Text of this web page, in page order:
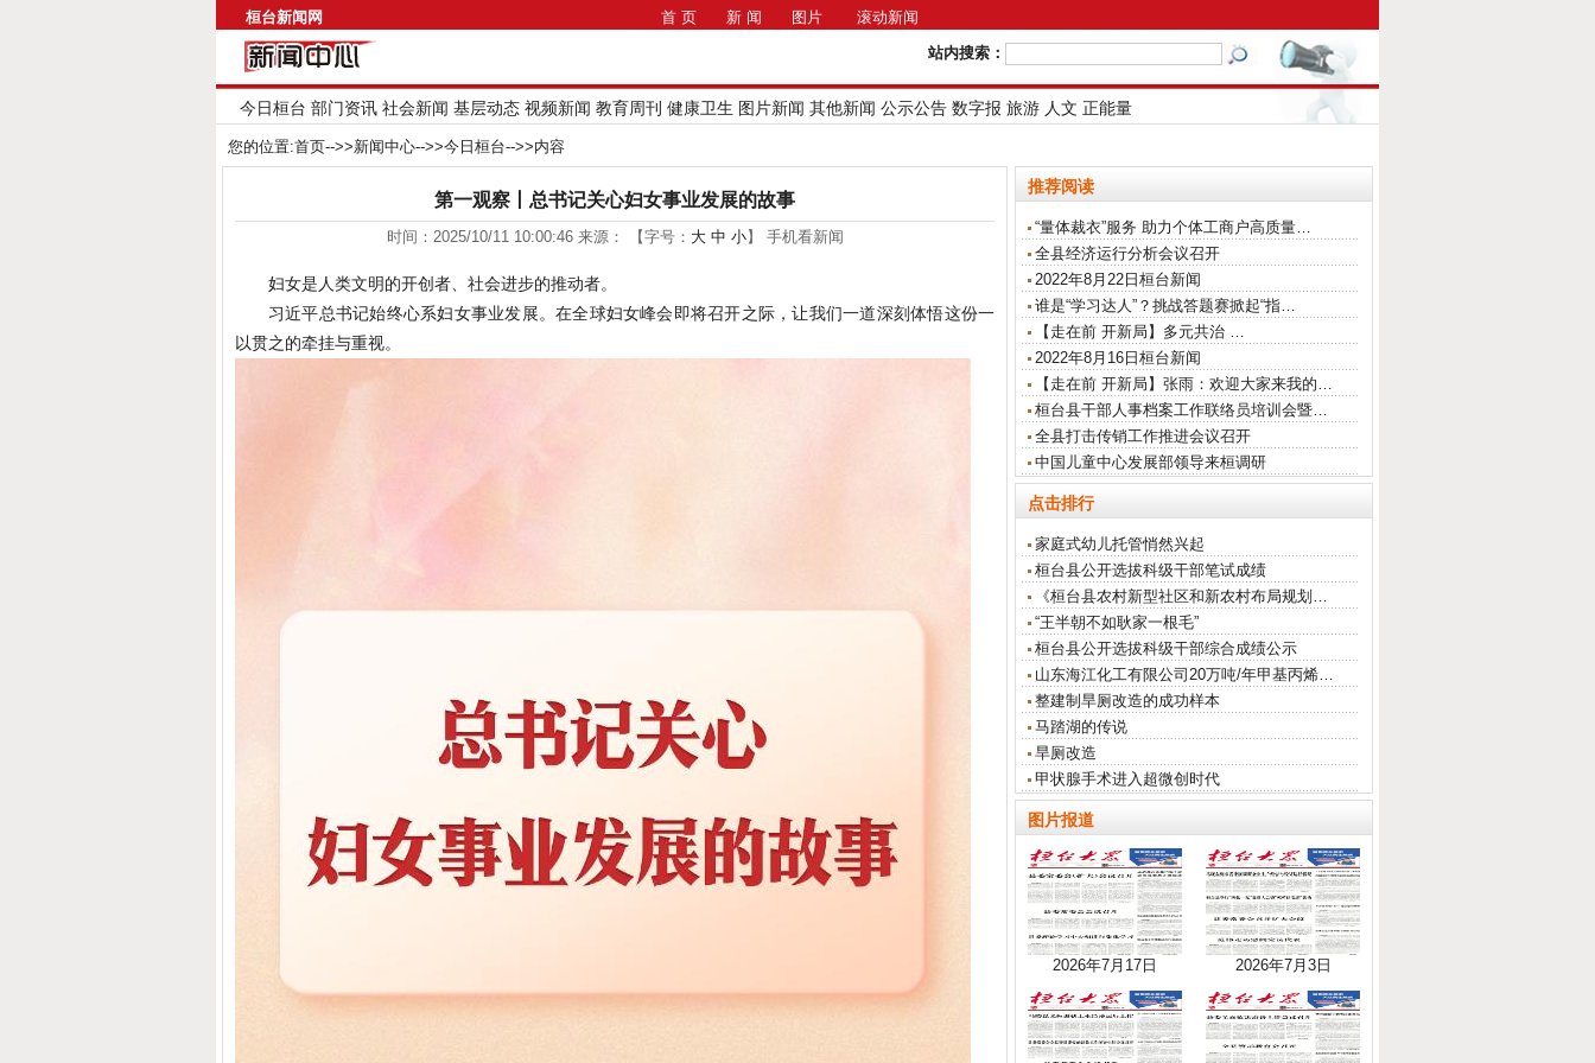
桓台新闻网 首 页 新 闻 图片
滚动新闻
站内搜索：
今日桓台 部门资讯 社会新闻 基层动态 视频新闻 教育周刊 健康卫生 图片新闻 其他新闻 公示公告 数字报 旅游 人文 正能量
您的位置:首页-->>新闻中心-->>今日桓台-->>内容
第一观察丨总书记关心妇女事业发展的故事
时间：2025/10/11 10:00:46 来源： 【字号： 大 中 小】 手机看新闻
妇女是人类文明的开创者、社会进步的推动者。
习近平总书记始终心系妇女事业发展。在全球妇女峰会即将召开之际，让我们一道深刻体悟这份一
以贯之的牵挂与重视。
推荐阅读
“量体裁衣”服务 助力个体工商户高质量…
全县经济运行分析会议召开
2022年8月22日桓台新闻
谁是“学习达人”？挑战答题赛掀起“指…
【走在前 开新局】多元共治 …
2022年8月16日桓台新闻
【走在前 开新局】张雨：欢迎大家来我的…
桓台县干部人事档案工作联络员培训会暨…
全县打击传销工作推进会议召开
中国儿童中心发展部领导来桓调研
点击排行
家庭式幼儿托管悄然兴起
桓台县公开选拔科级干部笔试成绩
《桓台县农村新型社区和新农村布局规划…
“王半朝不如耿家一根毛”
桓台县公开选拔科级干部综合成绩公示
山东海江化工有限公司20万吨/年甲基丙烯…
整建制旱厕改造的成功样本
马踏湖的传说
旱厕改造
甲状腺手术进入超微创时代
图片报道
2026年7月17日 2026年7月3日